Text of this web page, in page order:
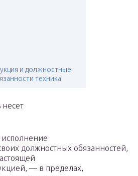
и должностные
техника
должностных обязанностей,
— в пределах,